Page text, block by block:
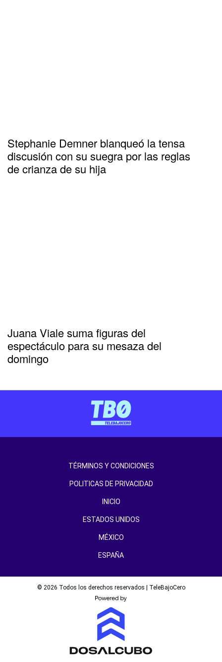
Stephanie Demner blanqueó la tensa
discusión con su suegra por las reglas
de crianza de su hija
Juana Viale suma figuras del
espectáculo para su mesaza del
domingo
TÉRMINOS Y CONDICIONES
POLITICAS DE PRIVACIDAD
INICIO
ESTADOS UNIDOS
MÉXICO
ESPAÑA
© 2026 Todos los derechos reservados | TeleBajoCero